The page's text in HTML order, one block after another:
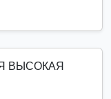
ВЫСОКАЯ